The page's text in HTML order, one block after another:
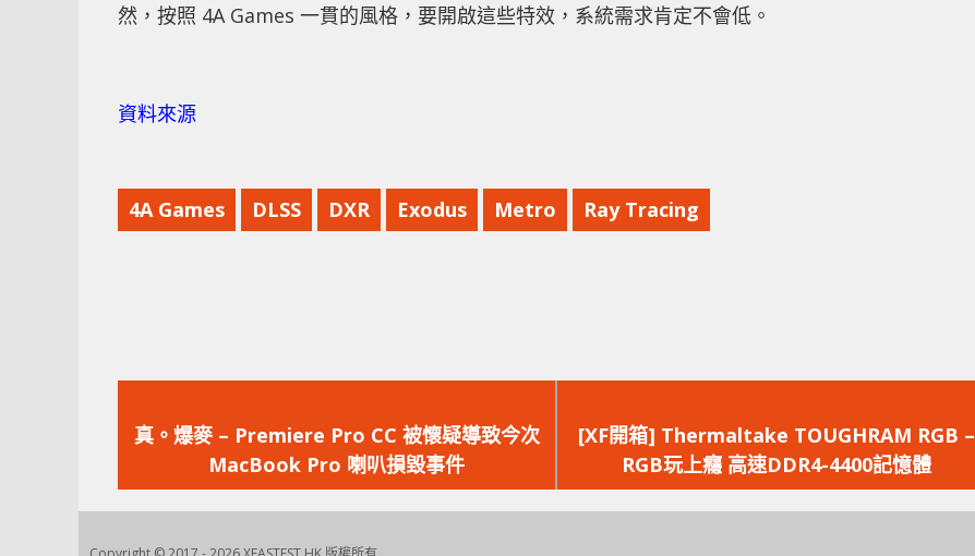
然，按照 4A Games 一貫的風格，要開啟這些特效，系統需求肯定不會低。
資料來源
4A Games DLSS DXR Exodus Metro Ray Tracing
一
篇
文
真。爆麥 – Premiere Pro CC 被懷疑導致今次
MacBook Pro 喇叭損毀事件
一
篇
文
[XF開箱] Thermaltake TOUGHRAM RGB –
RGB玩上癮 高速DDR4-4400記憶體